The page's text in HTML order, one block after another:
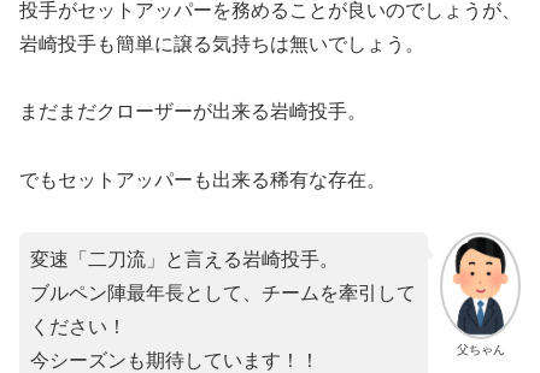
投手がセットアッパーを務めることが良いのでしょうが、
岩崎投手も簡単に譲る気持ちは無いでしょう。
まだまだクローザーが出来る岩崎投手。
でもセットアッパーも出来る稀有な存在。
父ちゃん
変速「二刀流」と言える岩崎投手。
ブルペン陣最年長として、チームを牽引して
ください！
今シーズンも期待しています！！